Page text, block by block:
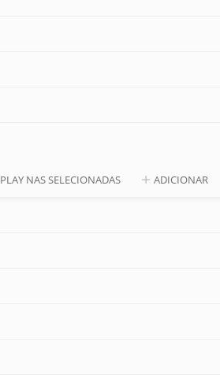
PLAY NAS SELECIONADAS ADICIONAR